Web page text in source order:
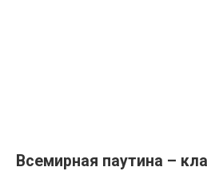
Всемирная паутина –